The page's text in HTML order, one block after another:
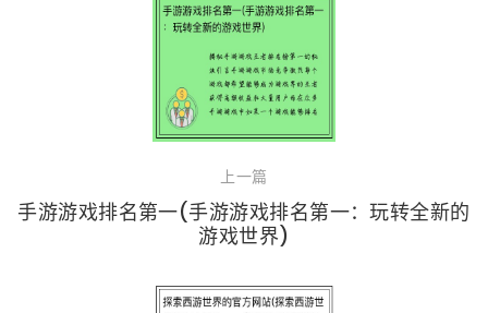
上一篇
手游游戏排名第一(手游游戏排名第一：玩转全新的
游戏世界)